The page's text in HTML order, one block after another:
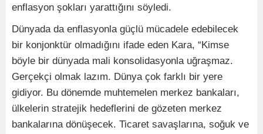
enflasyon şokları yarattığını söyledi.
Dünyada da enflasyonla güçlü mücadele edebilecek
bir konjonktür olmadığını ifade eden Kara, “Kimse
böyle bir dünyada mali konsolidasyonla uğraşmaz.
Gerçekçi olmak lazım. Dünya çok farklı bir yere
gidiyor. Bu dönemde muhtemelen merkez bankaları,
ülkelerin stratejik hedeflerini de gözeten merkez
bankalarına dönüşecek. Ticaret savaşlarına, soğuk ve